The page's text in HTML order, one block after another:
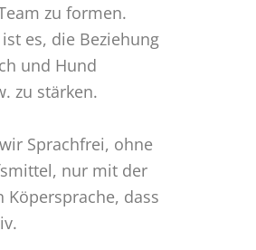
zu formen.
es, die Beziehung
und Hund
zu stärken.
Sprachfrei, ohne
nur mit der
dass